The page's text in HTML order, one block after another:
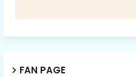
FAN PAGE